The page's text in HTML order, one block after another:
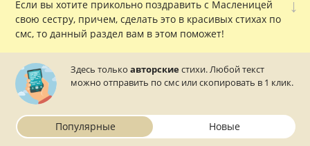
↓
Если вы хотите прикольно поздравить с Масленицей
свою сестру, причем, сделать это в красивых стихах по
смс, то данный раздел вам в этом поможет!
Здесь толькоавторские стихи. Любой текст
можно отправить по смс или скопировать в 1 клик.
Популярные Новые